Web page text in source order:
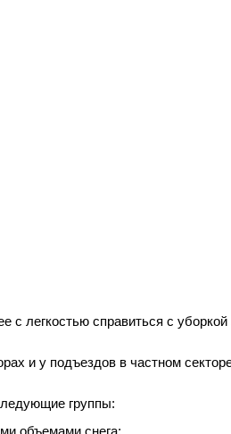
легкостью справиться с
и у подъездов в частном
группы: